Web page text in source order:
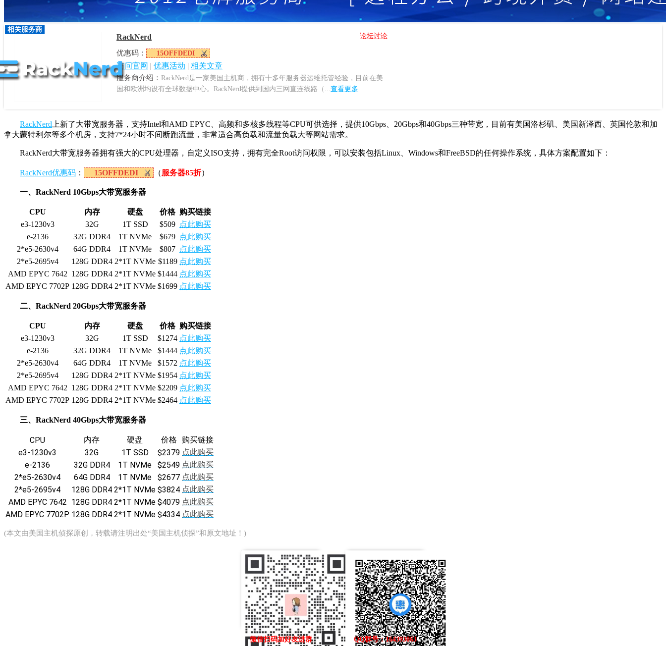
相关服务商
RackNerd 论坛讨论
优惠码： 15OFFDEDI
访问官网 | 优惠活动 | 相关文章
服务商介绍： RackNerd是一家美国主机商，拥有十多年服务器运维托管经验，目前在美
国和欧洲均设有全球数据中心。RackNerd提供到国内三网直连线路（... 查看更多
RackNerd 上新了大带宽服务器，支持Intel和AMD EPYC、高频和多核多线程等CPU可供选择，提供10Gbps、20Gbps和40Gbps三种带宽，目前有美国洛杉矶、美国新泽西、英国伦敦和加
拿大蒙特利尔等多个机房，支持7*24小时不间断跑流量，非常适合高负载和流量负载大等网站需求。
RackNerd大带宽服务器拥有强大的CPU处理器，自定义ISO支持，拥有完全Root访问权限，可以安装包括Linux、Windows和FreeBSD的任何操作系统，具体方案配置如下：
RackNerd优惠码 ： 15OFFDEDI （服务器85折）
一、RackNerd 10Gbps大带宽服务器
CPU 内存 硬盘 价格 购买链接
e3-1230v3
32G 1T SSD $509 点此购买
e-2136
32G DDR4 1T NVMe $679 点此购买
2*e5-2630v4
64G DDR4 1T NVMe $807 点此购买
2*e5-2695v4
128G DDR4 2*1T NVMe $1189 点此购买
AMD EPYC 7642 128G DDR4 2*1T NVMe $1444 点此购买
AMD EPYC 7702P 128G DDR4 2*1T NVMe $1699 点此购买
二、RackNerd 20Gbps大带宽服务器
CPU 内存 硬盘 价格 购买链接
e3-1230v3
32G 1T SSD $1274 点此购买
e-2136
32G DDR4 1T NVMe $1444 点此购买
2*e5-2630v4
64G DDR4 1T NVMe $1572 点此购买
2*e5-2695v4
128G DDR4 2*1T NVMe $1954 点此购买
AMD EPYC 7642 128G DDR4 2*1T NVMe $2209 点此购买
AMD EPYC 7702P 128G DDR4 2*1T NVMe $2464 点此购买
三、RackNerd 40Gbps大带宽服务器
CPU 内存 硬盘 价格
购买链接
e3-1230v3
32G 1T SSD $2379 点此购买
e-2136
32G DDR4 1T NVMe $2549 点此购买
2*e5-2630v4
64G DDR4 1T NVMe $2677 点此购买
2*e5-2695v4
128G DDR4 2*1T NVMe $3824 点此购买
AMD EPYC 7642 128G DDR4 2*1T NVMe $4079 点此购买
AMD EPYC 7702P 128G DDR4 2*1T NVMe $4334 点此购买
(本文由美国主机侦探原创，转载请注明出处“美国主机侦探”和原文地址！)
微信扫码加好友进群 QQ群号：164393063